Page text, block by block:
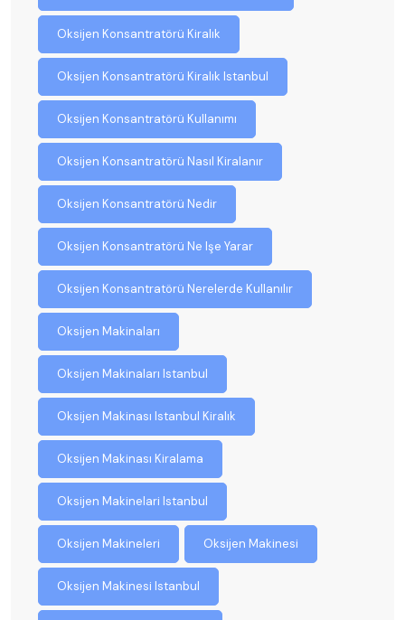
Oksijen Konsantratörü Kiralık
Oksijen Konsantratörü Kiralık Istanbul
Oksijen Konsantratörü Kullanımı
Oksijen Konsantratörü Nasıl Kiralanır
Oksijen Konsantratörü Nedir
Oksijen Konsantratörü Ne Işe Yarar
Oksijen Konsantratörü Nerelerde Kullanılır
Oksijen Makinaları
Oksijen Makinaları Istanbul
Oksijen Makinası Istanbul Kiralık
Oksijen Makinası Kiralama
Oksijen Makinelari Istanbul
Oksijen Makineleri Oksijen Makinesi
Oksijen Makinesi Istanbul